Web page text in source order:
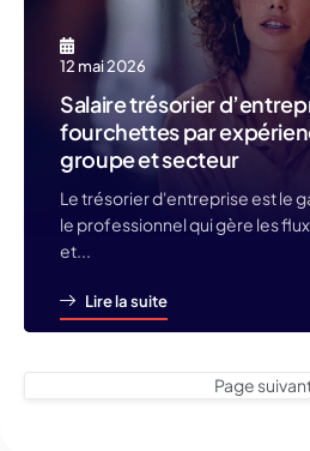
12 mai 2026
Salaire trésorier
fourchettes par
groupe et secteur
Le trésorier d'entreprise est le
le professionnel qui gère les
et...
Lire la suite
Page